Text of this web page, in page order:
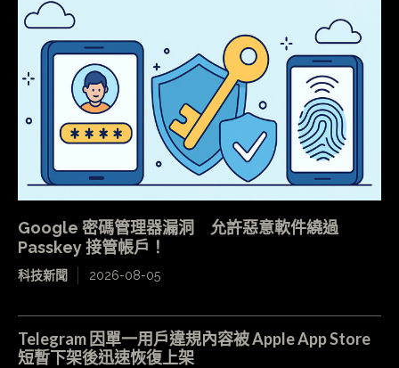
Google 密碼管理器漏洞 允許惡意軟件繞過
Passkey 接管帳戶！
科技新聞 2026-08-05
Telegram 因單一用戶違規內容被 Apple App Store
短暫下架後迅速恢復上架